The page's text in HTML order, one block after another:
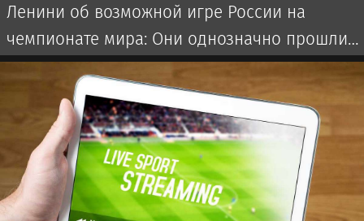
Ленини об возможной игре России на
чемпионате мира: Они однозначно прошли
бы далеко